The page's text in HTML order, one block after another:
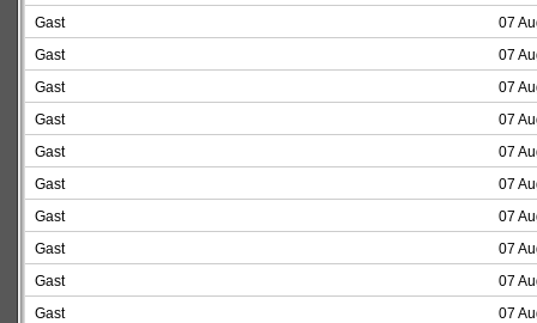
Gast
07
Gast
07
Gast
07
Gast
07
Gast
07
Gast
07
Gast
07
Gast
07
Gast
07
Gast
07